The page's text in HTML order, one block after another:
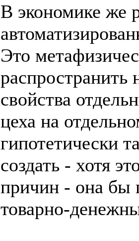
В экономике же
Это
свойства
цеха на
гипотетически
создать - хотя
причин - она бы
товарно-